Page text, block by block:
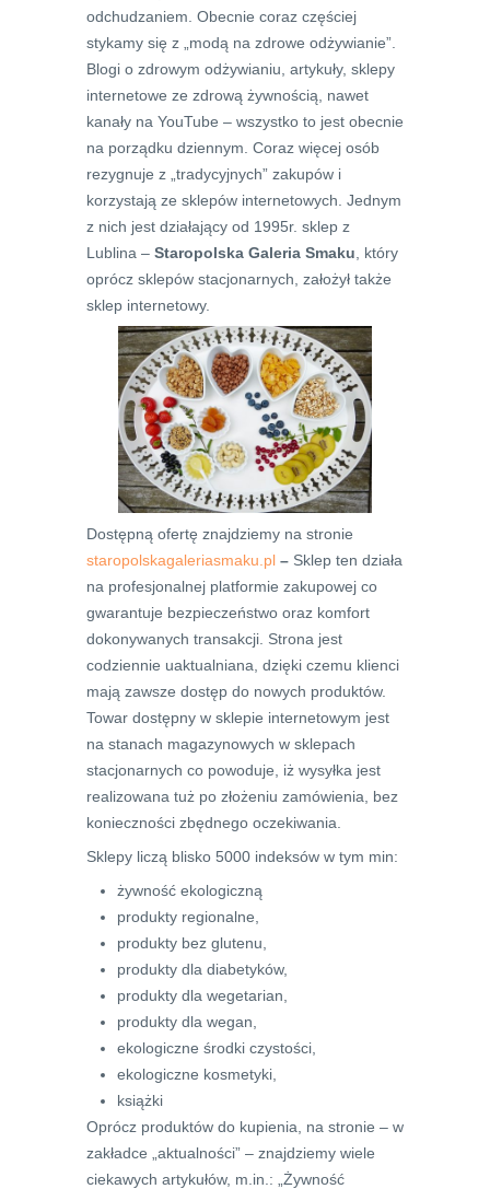
odchudzaniem. Obecnie coraz częściej
stykamy się z „modą na zdrowe odżywianie”.
Blogi o zdrowym odżywianiu, artykuły, sklepy
internetowe ze zdrową żywnością, nawet
kanały na YouTube – wszystko to jest obecnie
na porządku dziennym. Coraz więcej osób
rezygnuje z „tradycyjnych” zakupów i
korzystają ze sklepów internetowych. Jednym
z nich jest działający od 1995r. sklep z
Lublina – Staropolska Galeria Smaku , który
oprócz sklepów stacjonarnych, założył także
sklep internetowy.
Dostępną ofertę znajdziemy na stronie
staropolskagaleriasmaku.pl – Sklep ten działa
na profesjonalnej platformie zakupowej co
gwarantuje bezpieczeństwo oraz komfort
dokonywanych transakcji. Strona jest
codziennie uaktualniana, dzięki czemu klienci
mają zawsze dostęp do nowych produktów.
Towar dostępny w sklepie internetowym jest
na stanach magazynowych w sklepach
stacjonarnych co powoduje, iż wysyłka jest
realizowana tuż po złożeniu zamówienia, bez
konieczności zbędnego oczekiwania.
Sklepy liczą blisko 5000 indeksów w tym min:
żywność ekologiczną
produkty regionalne,
produkty bez glutenu,
produkty dla diabetyków,
produkty dla wegetarian,
produkty dla wegan,
ekologiczne środki czystości,
ekologiczne kosmetyki,
książki
Oprócz produktów do kupienia, na stronie – w
zakładce „aktualności” – znajdziemy wiele
ciekawych artykułów, m.in.: „Żywność